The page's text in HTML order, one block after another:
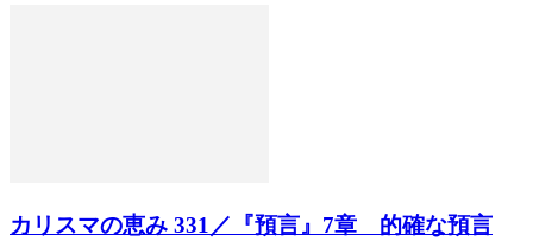
カリスマの恵み 331／『預言』7章 的確な預言